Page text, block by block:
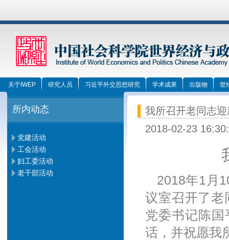
关于IWEP 研究人员 习近平外交思想研究 学术成果 出版物 世
所内动态
党建活动
工会活动
妇工委活动
老干部活动
我所召开老同志
2018-02-23
2018年1月
议室召开了老
党委书记陈
话，并祝愿我